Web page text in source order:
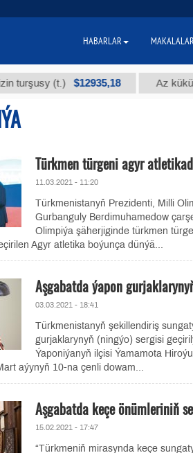
(t.) $12935,18 Az kükürtli
Türkmen türgeni agyr
11.03.2021 - 11:20
Türkmenistanyň Prezidenti, Milli
Gurbanguly Berdimuhamedow
Olimpiýa şäherjiginde türkmen
Agyr atletika boýunça dünýä...
Aşgabatda ýapon
03.03.2021 - 18:41
Türkmenistanyň şekillendiriş
gurjaklarynyň (ningýo) sergisi
Ýaponiýanyň ilçisi Ýamamota
aýynyň 10-na çenli dowam...
Aşgabatda keçe önümleriniň
15.02.2021 - 17:47
“Türkmeniň mirasynda keçe
HABARLAR MAKALALAR